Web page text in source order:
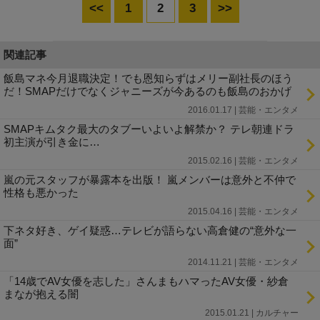
<< 1 2 3 >>
関連記事
飯島マネ今月退職決定！でも恩知らずはメリー副社長のほう
だ！SMAPだけでなくジャニーズが今あるのも飯島のおかげ
2016.01.17 | 芸能・エンタメ
SMAPキムタク最大のタブーいよいよ解禁か？ テレ朝連ドラ
初主演が引き金に…
2015.02.16 | 芸能・エンタメ
嵐の元スタッフが暴露本を出版！ 嵐メンバーは意外と不仲で
性格も悪かった
2015.04.16 | 芸能・エンタメ
下ネタ好き、ゲイ疑惑…テレビが語らない高倉健の“意外な一
面”
2014.11.21 | 芸能・エンタメ
「14歳でAV女優を志した」さんまもハマったAV女優・紗倉
まなが抱える闇
2015.01.21 | カルチャー